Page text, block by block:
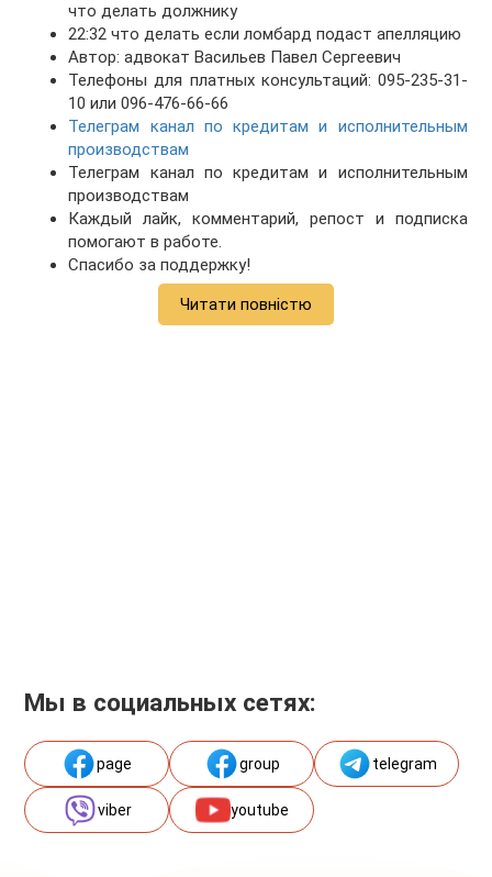
что делать должнику
22:32 что делать если ломбард подаст апелляцию
Автор: адвокат Васильев Павел Сергеевич
Телефоны для платных консультаций: 095-235-31-
10 или 096-476-66-66
Телеграм канал по кредитам и исполнительным
производствам
Телеграм канал по кредитам и исполнительным
производствам
Каждый лайк, комментарий, репост и подписка
помогают в работе.
Спасибо за поддержку!
Читати повністю
Мы в социальных сетях:
page group telegram
viber youtube